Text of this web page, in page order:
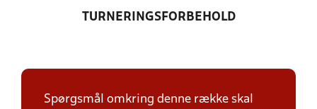
TURNERINGSFORBEHOLD
Spørgsmål omkring denne række skal